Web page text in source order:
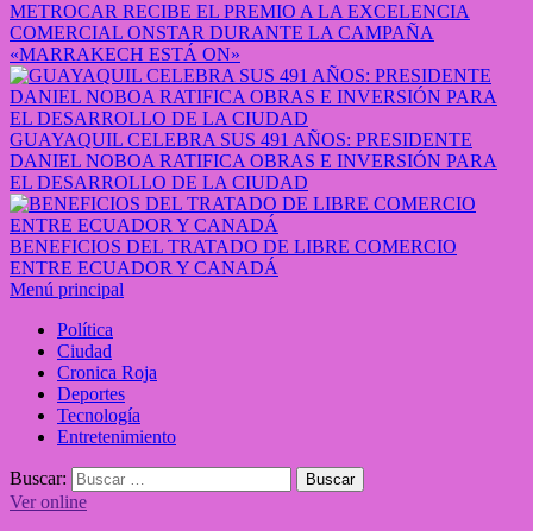
METROCAR RECIBE EL PREMIO A LA EXCELENCIA
COMERCIAL ONSTAR DURANTE LA CAMPAÑA
«MARRAKECH ESTÁ ON»
GUAYAQUIL CELEBRA SUS 491 AÑOS: PRESIDENTE
DANIEL NOBOA RATIFICA OBRAS E INVERSIÓN PARA
EL DESARROLLO DE LA CIUDAD
BENEFICIOS DEL TRATADO DE LIBRE COMERCIO
ENTRE ECUADOR Y CANADÁ
Menú principal
Política
Ciudad
Cronica Roja
Deportes
Tecnología
Entretenimiento
Buscar:
Ver online